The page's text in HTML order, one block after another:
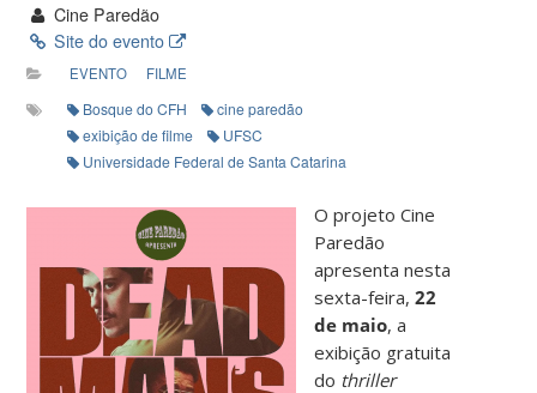
Cine Paredão
Site do evento
EVENTO FILME
Bosque do CFH
cine paredão
exibição de filme
UFSC
Universidade Federal de Santa Catarina
O projeto Cine
Paredão
apresenta nesta
sexta-feira,22
de maio, a
exibição gratuita
do thriller